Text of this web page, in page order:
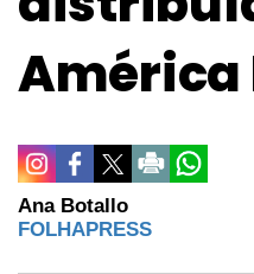
América
Ana Botallo
FOLHAPRESS